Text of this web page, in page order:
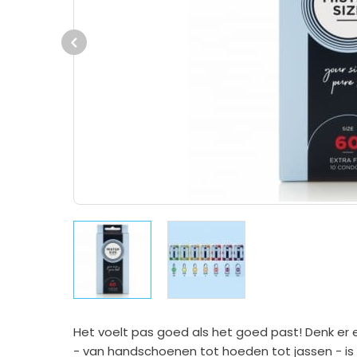
Previous
Het voelt pas goed als het goed past! Denk er
- van handschoenen tot hoeden tot jassen -